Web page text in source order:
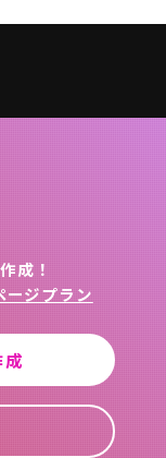
成！
ジプラン